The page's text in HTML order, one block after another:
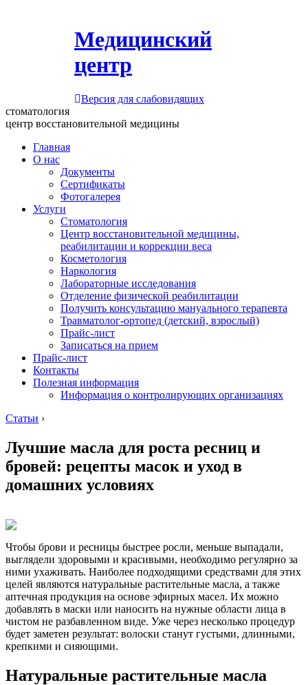
Медицинский
центр
Версия для слабовидящих
стоматология
центр восстановительной медицины
Главная
О нас
Документы
Сертификаты
Фотогалерея
Услуги
Стоматология
Центр восстановительной медицины,
реабилитации и коррекции веса
Косметология
Наркология
Лабораторные исследования
Отделение физической реабилитации
Получить консультацию мануального терапевта
Травматолог-ортопед (детский, взрослый)
Прайс-лист
Записаться на прием
Прайс-лист
Контакты
Полезная информация
Информация о контролирующих организациях
Статьи ›
Лучшие масла для роста ресниц и
бровей: рецепты масок и уход в
домашних условиях
Чтобы брови и ресницы быстрее росли, меньше выпадали,
выглядели здоровыми и красивыми, необходимо регулярно за
ними ухаживать. Наиболее подходящими средствами для этих
целей являются натуральные растительные масла, а также
аптечная продукция на основе эфирных масел. Их можно
добавлять в маски или наносить на нужные области лица в
чистом не разбавленном виде. Уже через несколько процедур
будет заметен результат: волоски станут густыми, длинными,
крепкими и сияющими.
Натуральные растительные масла